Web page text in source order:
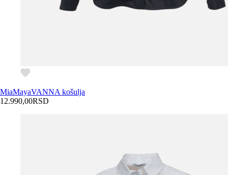
MiaMayaVANNA košulja
12.990,00RSD